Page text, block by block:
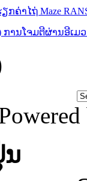
າໄຖ່ Maze
ການ​ໂຈມ​ຕີ​ຜ່ານ​ອີ​ເ
ນ